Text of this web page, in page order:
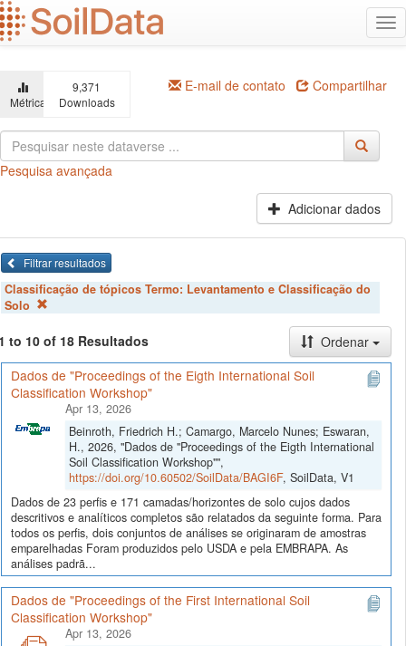
Ir
para
o
principal
Métricas
9,371
Downloads
E-mail de contato Compartilhar
Pesquisa avançada
Adicionar dados
Filtrar resultados
Classificação de tópicos Termo: Levantamento e Classificação do
Solo
to 10 of 18 Resultados
Ordenar
Dados de "Proceedings of the Eigth International Soil
Classification Workshop"
Apr 13, 2026
Beinroth, Friedrich H.; Camargo, Marcelo Nunes; Eswaran,
H., 2026, "Dados de "Proceedings of the Eigth International
Soil Classification Workshop"",
https://doi.org/10.60502/SoilData/BAGI6F, SoilData, V1
Dados de 23 perfis e 171 camadas/horizontes de solo cujos dados
descritivos e analíticos completos são relatados da seguinte forma. Para
todos os perfis, dois conjuntos de análises se originaram de amostras
emparelhadas Foram produzidos pelo USDA e pela EMBRAPA. As
análises padrã...
Dados de "Proceedings of the First International Soil
Classification Workshop"
Apr 13, 2026